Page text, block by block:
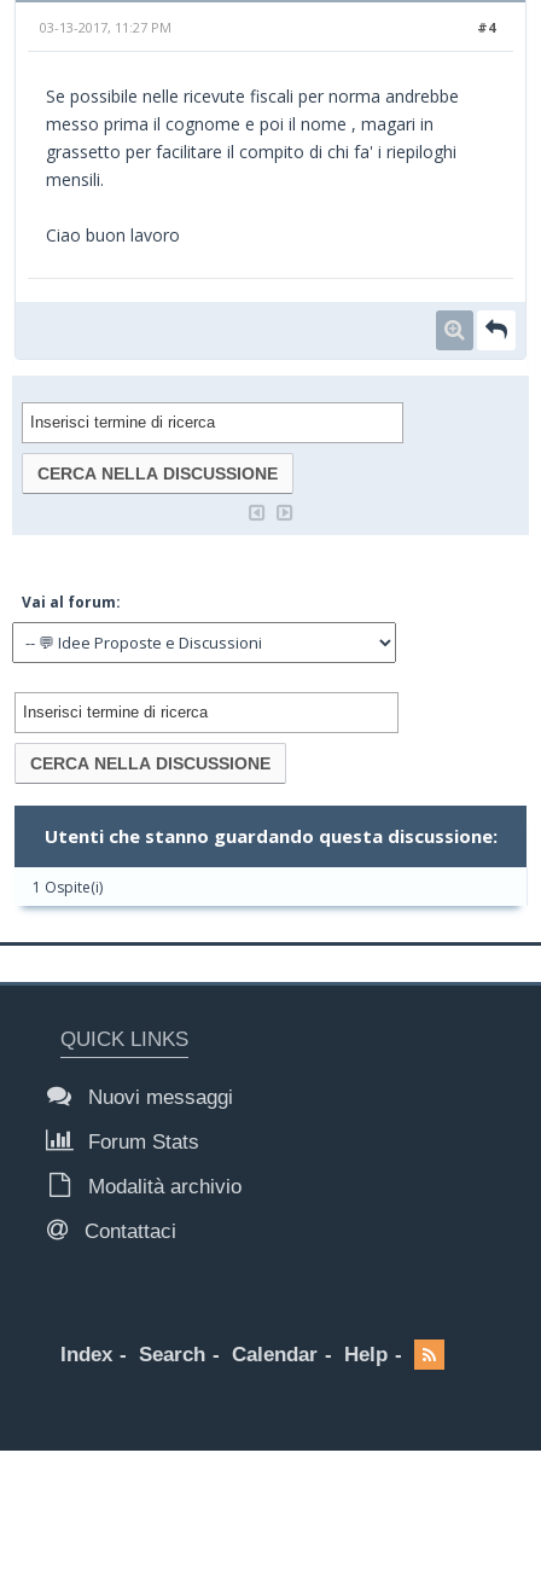
#4
03-13-2017, 11:27 PM
Se possibile nelle ricevute fiscali per norma andrebbe
messo prima il cognome e poi il nome , magari in
grassetto per facilitare il compito di chi fa' i riepiloghi
mensili.
Ciao buon lavoro
Vai al forum:
Utenti che stanno guardando questa discussione:
1 Ospite(i)
QUICK LINKS
Nuovi messaggi
Forum Stats
Modalità archivio
Contattaci
Index Search Calendar Help